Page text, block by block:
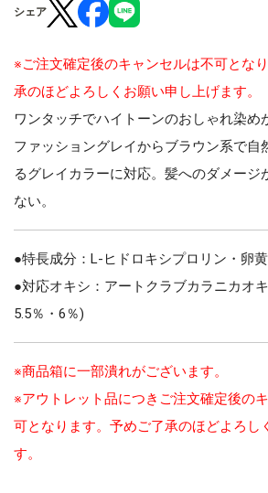
シェア
※ご注文確定後のキャンセルは不可とな
承のほどよろしくお願い申し上げます。
ワンタッチでハイトーンのおしゃれ染め
ファッショングレイからブラウン系で自
るグレイカラーに対応。髪へのダメージ
ない。
●特長成分：L-ヒドロキシプロリン・卵
●対応オキシ：アートクラブカラニカオ
5.5％・6％)
※商品箱に一部潰れがございます。
※アウトレット品につきご注文確定後の
可となります。予めご了承のほどよろし
す。